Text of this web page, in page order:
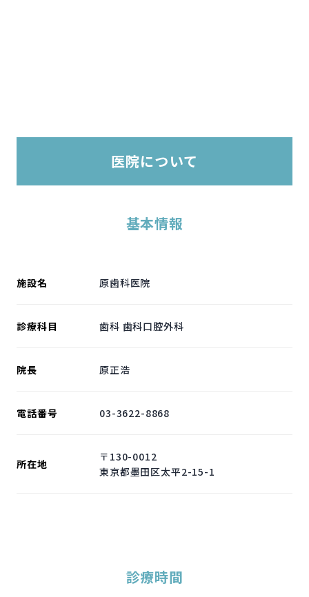
医院について
基本情報
施設名 原歯科医院
診療科目 歯科 歯科口腔外科
院長 原正浩
電話番号 03-3622-8868
所在地
〒130-0012
東京都墨田区太平2-15-1
診療時間